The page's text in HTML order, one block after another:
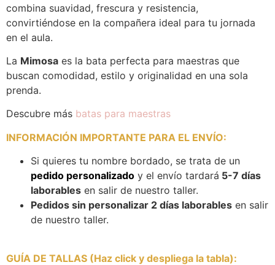
combina suavidad, frescura y resistencia,
convirtiéndose en la compañera ideal para tu jornada
en el aula.
La Mimosa es la bata perfecta para maestras que
buscan comodidad, estilo y originalidad en una sola
prenda.
Descubre más batas para maestras
INFORMACIÓN IMPORTANTE PARA EL ENVÍO:
Si quieres tu nombre bordado, se trata de un
pedido personalizado y el envío tardará 5-7 días
laborables en salir de nuestro taller.
Pedidos sin personalizar 2 días laborables en salir
de nuestro taller.
GUÍA DE TALLAS (Haz click y despliega la tabla):